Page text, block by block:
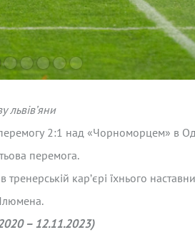
львів’яни
2:1 над «Чорноморцем» в
перемога.
кар’єрі їхнього
– 12.11.2023)